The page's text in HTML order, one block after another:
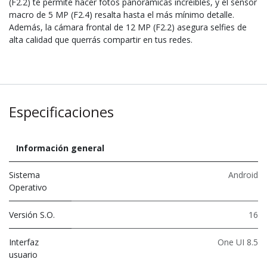
macro de 5 MP (F2.4) resalta hasta el más mínimo detalle.
Además, la cámara frontal de 12 MP (F2.2) asegura selfies de
alta calidad que querrás compartir en tus redes.
Especificaciones
Información general
Sistema
Operativo
Android
Versión S.O. 16
Interfaz
usuario
One UI 8.5